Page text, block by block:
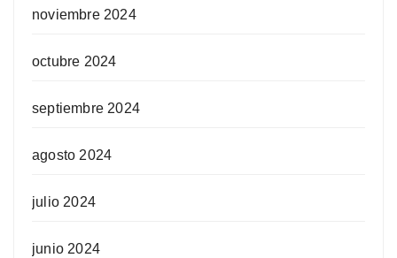
noviembre 2024
octubre 2024
septiembre 2024
agosto 2024
julio 2024
junio 2024